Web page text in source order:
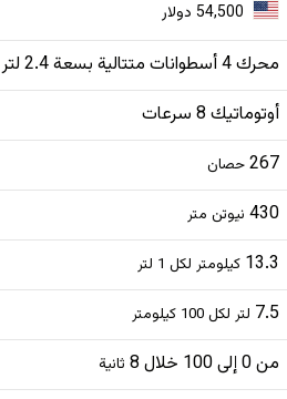
54,500 دولار
محرك 4 أسطوانات متتالية بسعة 2.4 لتر مع شاحن توربيني - دفع بالعجلات الأربعة
أوتوماتيك 8 سرعات
267 حصان
430 نيوتن متر
13.3 كيلومتر لكل 1 لتر
7.5 لتر لكل 100 كيلومتر
من 0 إلى 100 خلال 8 ثانية